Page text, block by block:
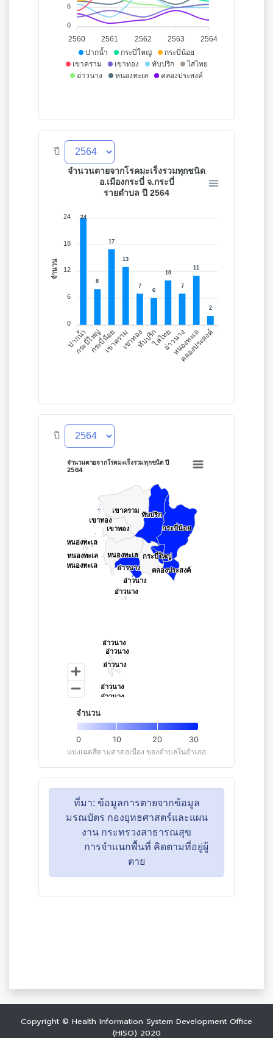
Copyright © Health Information System Development Office
(HISO) 2020